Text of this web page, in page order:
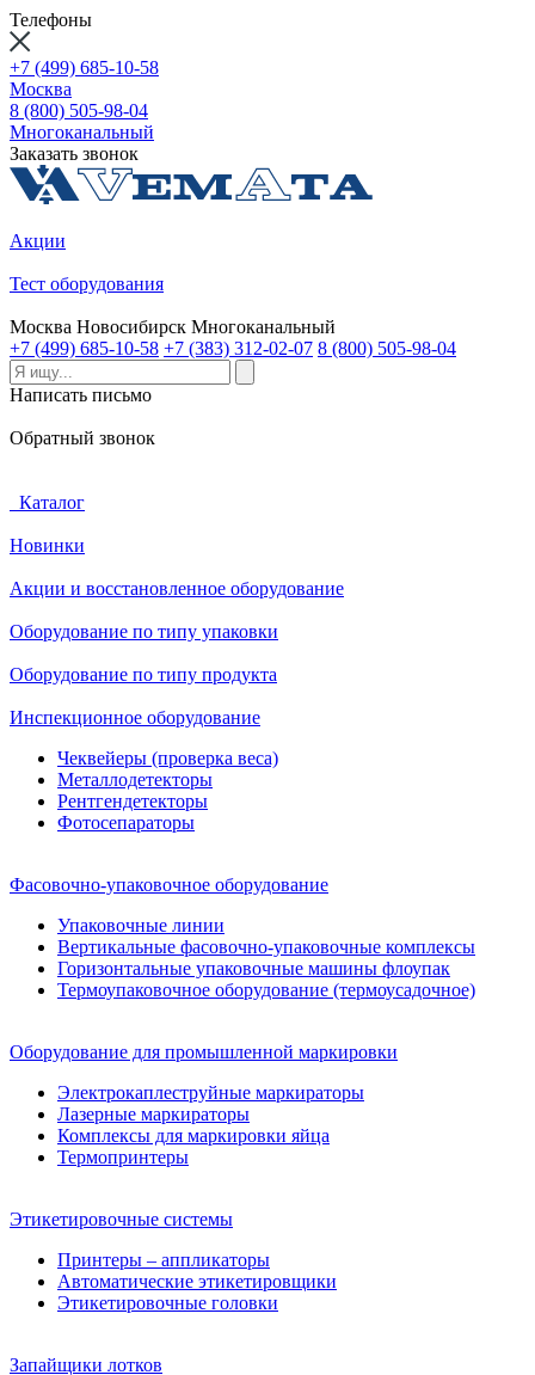
Телефоны
+7 (499) 685-10-58
Москва
8 (800) 505-98-04
Многоканальный
Заказать звонок
Акции
Тест оборудования
Москва Новосибирск Многоканальный
+7 (499) 685-10-58 +7 (383) 312-02-07 8 (800) 505-98-04
Написать письмо
Обратный звонок
Каталог
Новинки
Акции и восстановленное оборудование
Оборудование по типу упаковки
Оборудование по типу продукта
Инспекционное оборудование
Чеквейеры (проверка веса)
Металлодетекторы
Рентгендетекторы
Фотосепараторы
Фасовочно-упаковочное оборудование
Упаковочные линии
Вертикальные фасовочно-упаковочные комплексы
Горизонтальные упаковочные машины флоупак
Термоупаковочное оборудование (термоусадочное)
Оборудование для промышленной маркировки
Электрокаплеструйные маркираторы
Лазерные маркираторы
Комплексы для маркировки яйца
Термопринтеры
Этикетировочные системы
Принтеры – аппликаторы
Автоматические этикетировщики
Этикетировочные головки
Запайщики лотков